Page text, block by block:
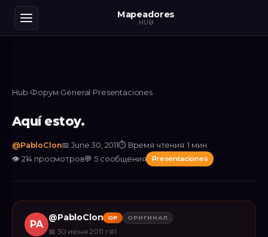
Mapeadores
HUB
Hub›Форум›General ›Presentaciones
Aquí estoy.
@PabloClon📅June 30, 2011⏱ Время чтения: 1 мин
👁 214 просмотров💬5 сообщения Presentaciones
PA
@PabloClon OP ОРИГИНАЛ
📅 30 июня 2011 г.#1